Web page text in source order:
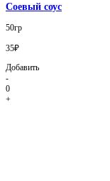
Соевый соус
50гр
35₽
Добавить
-
0
+